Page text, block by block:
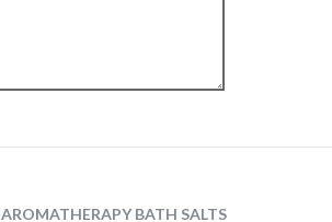
AROMATHERAPY BATH SALTS